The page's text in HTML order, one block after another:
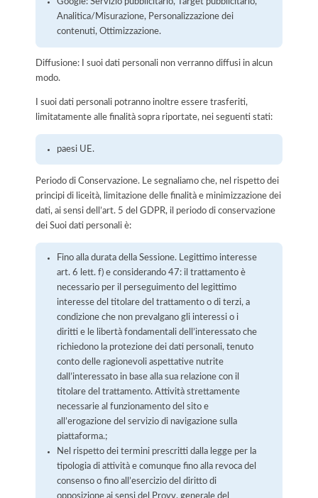
Google: Servizio pubblicitario, Target pubblicitario,
Analitica/Misurazione, Personalizzazione dei
contenuti, Ottimizzazione.
Diffusione: I suoi dati personali non verranno diffusi in alcun
modo.
I suoi dati personali potranno inoltre essere trasferiti,
limitatamente alle finalità sopra riportate, nei seguenti stati:
paesi UE.
Periodo di Conservazione. Le segnaliamo che, nel rispetto dei
principi di liceità, limitazione delle finalità e minimizzazione dei
dati, ai sensi dell’art. 5 del GDPR, il periodo di conservazione
dei Suoi dati personali è:
Fino alla durata della Sessione. Legittimo interesse
art. 6 lett. f) e considerando 47: il trattamento è
necessario per il perseguimento del legittimo
interesse del titolare del trattamento o di terzi, a
condizione che non prevalgano gli interessi o i
diritti e le libertà fondamentali dell’interessato che
richiedono la protezione dei dati personali, tenuto
conto delle ragionevoli aspettative nutrite
dall’interessato in base alla sua relazione con il
titolare del trattamento. Attività strettamente
necessarie al funzionamento del sito e
all’erogazione del servizio di navigazione sulla
piattaforma.;
Nel rispetto dei termini prescritti dalla legge per la
tipologia di attività e comunque fino alla revoca del
consenso o fino all’esercizio del diritto di
opposizione ai sensi del Provv. generale del